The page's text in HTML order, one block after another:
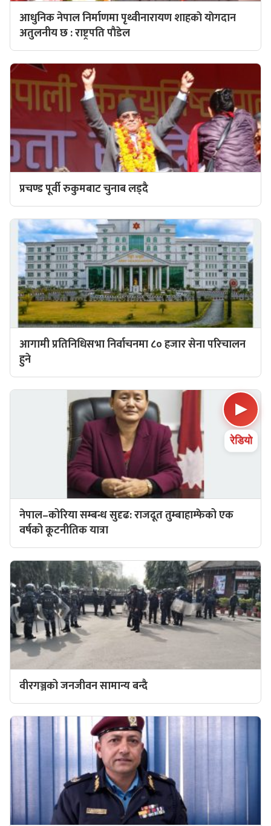
▶
रेडियो
आधुनिक नेपाल निर्माणमा पृथ्वीनारायण शाहकाे याेगदान
अतुलनीय छ : राष्ट्रपति पाैडेल
प्रचण्ड पूर्वी रुकुमबाट चुनाब लड्दै
आगामी प्रतिनिधिसभा निर्वाचनमा ८० हजार सेना परिचालन
हुने
नेपाल–कोरिया सम्बन्ध सुदृढ: राजदूत तुम्बाहाम्फेको एक
वर्षको कूटनीतिक यात्रा
वीरगञ्जको जनजीवन सामान्य बन्दै